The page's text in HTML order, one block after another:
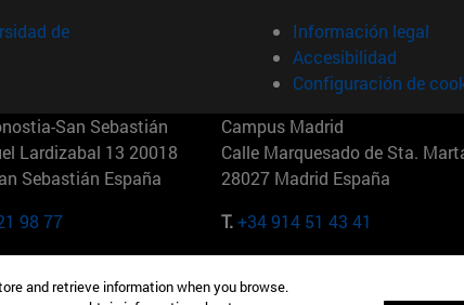
de
Información legal
Accesibilidad
Configuración de
San Sebastián
Lardizabal 13 20018
Sebastián España
98 77
Campus Madrid
Calle Marquesado de Sta.
28027 Madrid España
T.+34 914 51 43 41
10019-2201 Nueva York Maria-Theresia-Straße 15 81675
and retrieve information when you browse.